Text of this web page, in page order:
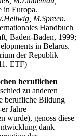
in Europa.
M.Spreen.
Handbuch
Baden-Baden, 1999;
in Belarus.
der Republik
ETF)
beruflichen
zu anderen
berufliche Bildung
Jahre
wurde), genoss diese
dank